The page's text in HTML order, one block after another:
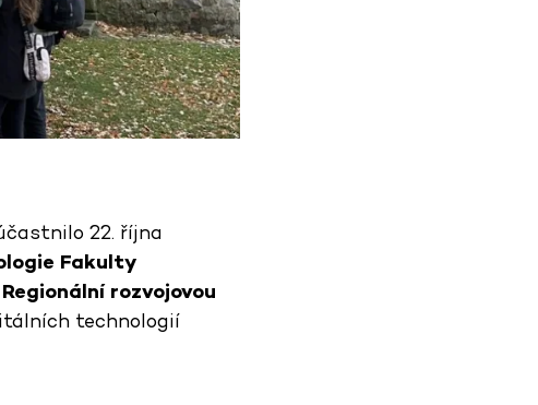
22. října
Fakulty
Regionální rozvojovou
technologií